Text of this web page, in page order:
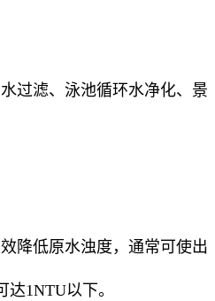
过滤、泳池循环水净化、景
降低原水浊度，通常可使出
1NTU以下。